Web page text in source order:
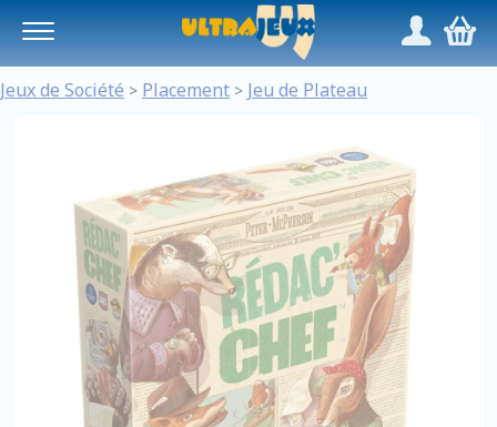
/,
Jeux de Société > Placement > Jeu de Plateau